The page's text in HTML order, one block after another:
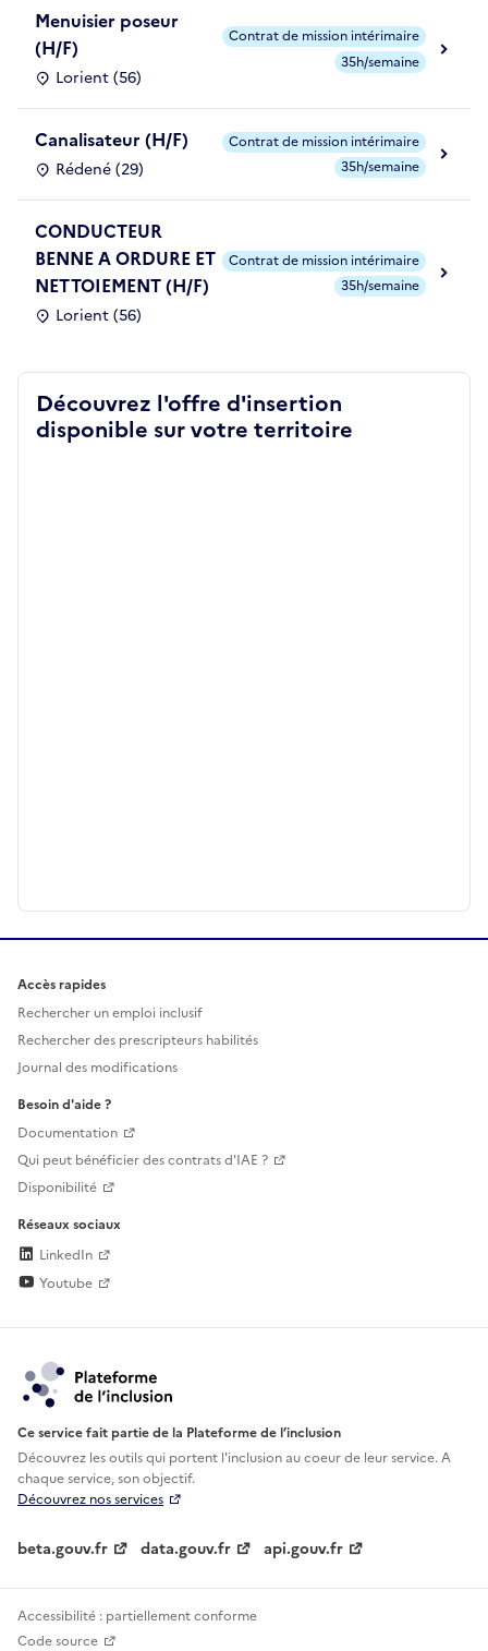
Menuisier poseur
(H/F)
Lorient (56)
Contrat de mission intérimaire
35h/semaine
Canalisateur (H/F)
Rédené (29)
Contrat de mission intérimaire
35h/semaine
CONDUCTEUR
BENNE A ORDURE ET
NETTOIEMENT (H/F)
Lorient (56)
Contrat de mission intérimaire
35h/semaine
Découvrez l'offre d'insertion
disponible sur votre territoire
Accès rapides
Rechercher un emploi inclusif
Rechercher des prescripteurs habilités
Journal des modifications
Besoin d'aide ?
Documentation
Qui peut bénéficier des contrats d'IAE ?
Disponibilité
Réseaux sociaux
LinkedIn
Youtube
Ce service fait partie de la Plateforme de l’inclusion
Découvrez les outils qui portent l'inclusion aucoeur de leur service. A
chaque service, son objectif.
Découvrez nos services
beta.gouv.fr data.gouv.fr api.gouv.fr
Accessibilité : partiellement conforme
Code source